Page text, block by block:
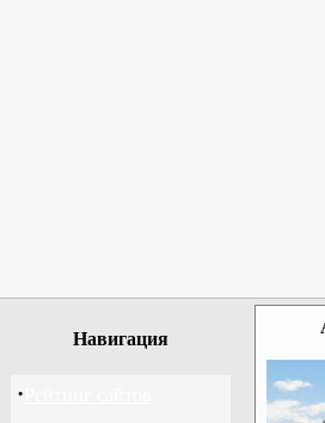
Навигация
·